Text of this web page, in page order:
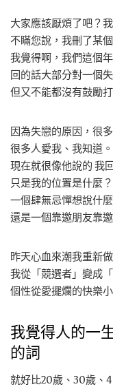
大家應該厭煩了吧？
不瞞您說，我刪了某
我覺得啊，我們這個
回的話大部分對一個
但又不能都沒有鼓勵
因為失戀的原因，很
很多人愛我、我知道。
現在就很像他說的 我
只是我的位置是什麼？
一個肆無忌憚想說什
還是一個靠邀朋友靠
昨天心血來潮我重新
我從「競選者」變成
個性從愛擺爛的快樂
我覺得人的一
的詞
就好比20歲、30歲